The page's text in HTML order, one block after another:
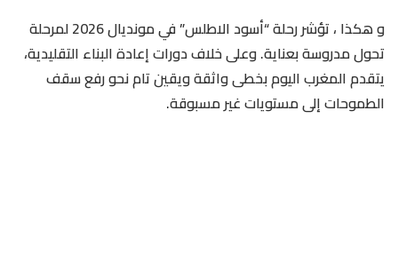
و هكذا ، تؤشر رحلة “أسود الاطلس” في مونديال 2026 لمرحلة
تحول مدروسة بعناية. وعلى خلاف دورات إعادة البناء التقليدية،
يتقدم المغرب اليوم بخطى واثقة ويقين تام نحو رفع سقف
الطموحات إلى مستويات غير مسبوقة.